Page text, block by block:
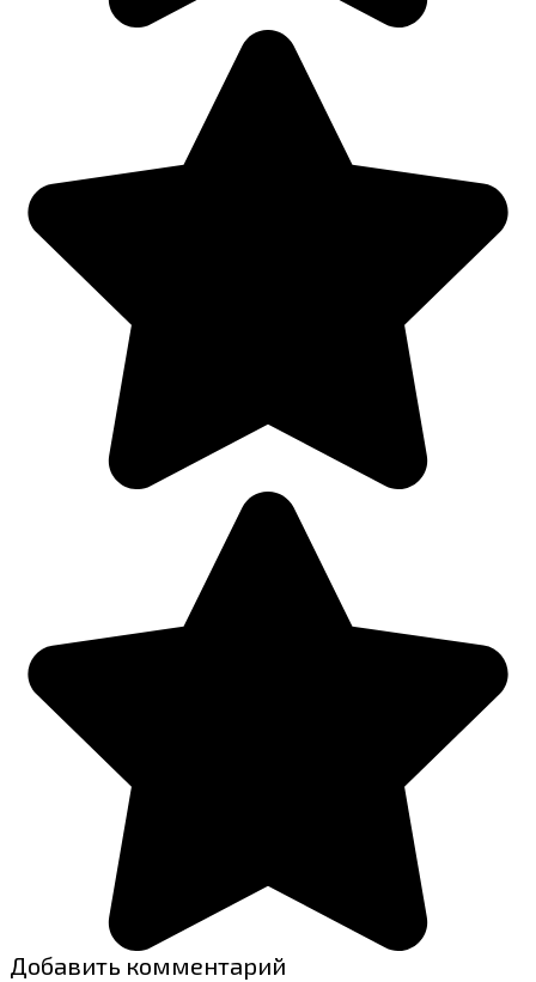
Добавить комментарий